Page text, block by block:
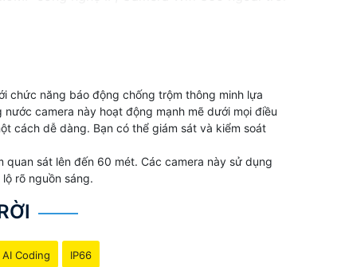
minh, Camera Wifi 360 ngoài trời Dahua là
chức năng báo động chống trộm thông minh lựa
camera này hoạt động mạnh mẽ dưới mọi điều
cách dễ dàng. Bạn có thể giám sát và kiểm soát
sát lên đến 60 mét. Các camera này sử dụng
rõ nguồn sáng.
AI Coding IP66